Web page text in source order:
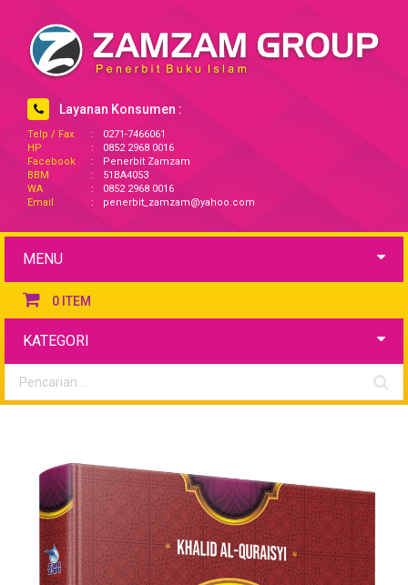
Layanan Konsumen :
Telp / Fax :
0271-7466061
HP
:
0852 2968 0016
Facebook
:
Penerbit Zamzam
BBM
:
51BA4053
WA
:
0852 2968 0016
Email
: penerbit_zamzam@yahoo.com
MENU
0 ITEM
KATEGORI